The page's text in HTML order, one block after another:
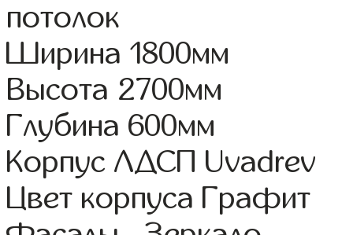
потолок
Ширина 1800мм
Высота 2700мм
Глубина 600мм
Корпус ЛДСП Uvadrev
Цвет корпуса Графит